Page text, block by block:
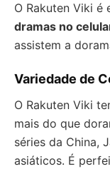
O Rakuten Viki é
dramas no
assistem a
Variedade de
O Rakuten Viki
mais do que
séries da China,
asiáticos. É